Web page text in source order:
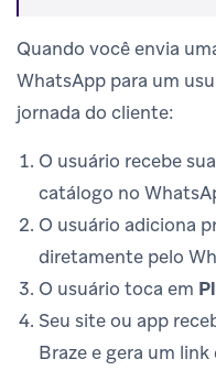
Quando você envia
WhatsApp para um
jornada do cliente:
O usuário recebe
catálogo no
O usuário adiciona
diretamente pelo
O usuário toca em
Seu site ou app
Braze e gera um